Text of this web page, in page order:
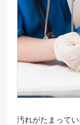
汚れがたまって